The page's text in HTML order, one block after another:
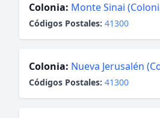
Colonia: Monte Sinai
Códigos Postales: 41300
Colonia: Nueva Jerusalén
Códigos Postales: 41300